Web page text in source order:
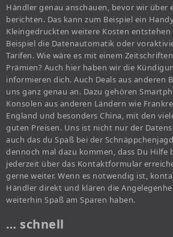
Händler genau anschauen, bevor wir über
berichten. Das kann zum Beispiel ein
Kleingedruckten weitere Kosten entstehen
Beispiel die Datenautomatik oder
Tarifen. Wie wäre es mit einem
Prämien? Auch hier haben wir die
informieren dich. Auch Deals aus anderen
uns ganz genau an. Dazu gehören
Konsolen aus anderen Ländern wie
England und besonders China, mit den
guten Preisen. Uns ist nicht nur der
auch das du Spaß bei der
dennoch mal dazu kommen, dass Du Hilfe
jederzeit über das Kontaktformular
gerne weiter. Wenn es notwendig ist,
Händler direkt und klären die
weiterhin Spaß am Sparen haben.
… schnell